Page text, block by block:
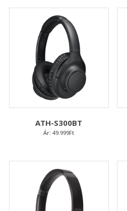
ATH-S300BT
Ár: 49.999Ft